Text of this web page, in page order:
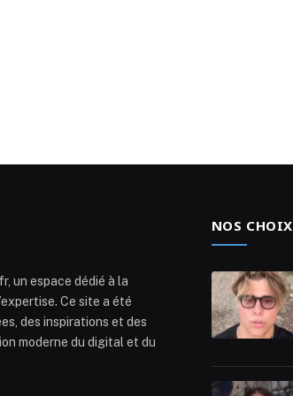
un espace dédié à la
Ce site a été
des inspirations et des
moderne du digital et du
NOS CHOIX